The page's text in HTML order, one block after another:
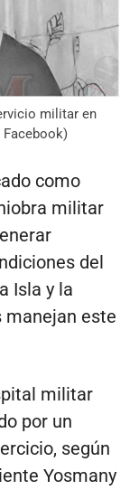
militar en
Facebook)
como
militar
del
Isla y la
manejan este
militar
por un
según
Yosmany